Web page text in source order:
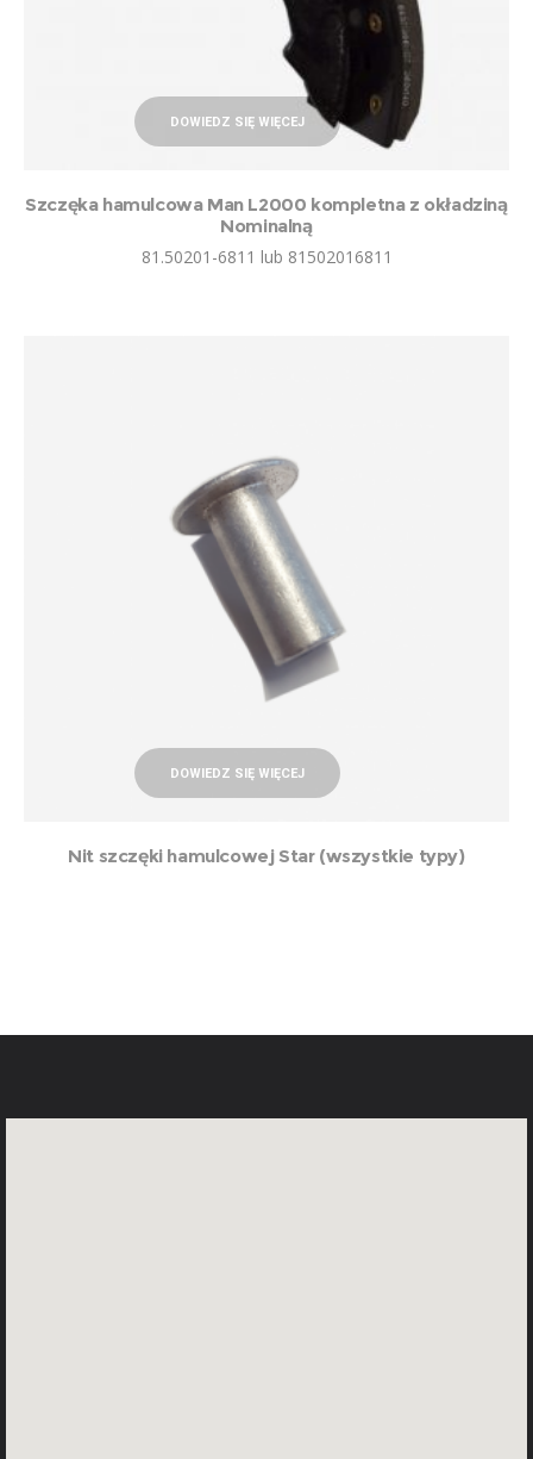
DOWIEDZ SIĘ WIĘCEJ
Szczęka hamulcowa Man L2000 kompletna z okładziną
Nominalną
81.50201-6811 lub 81502016811
DOWIEDZ SIĘ WIĘCEJ
Nit szczęki hamulcowej Star (wszystkie typy)